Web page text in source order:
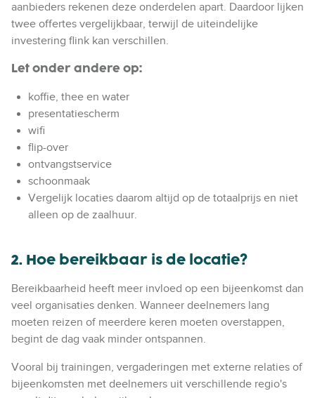
aanbieders rekenen deze onderdelen apart. Daardoor lijken
twee offertes vergelijkbaar, terwijl de uiteindelijke
investering flink kan verschillen.
Let onder andere op:
koffie, thee en water
presentatiescherm
wifi
flip-over
ontvangstservice
schoonmaak
Vergelijk locaties daarom altijd op de totaalprijs en niet
alleen op de zaalhuur.
2. Hoe bereikbaar is de locatie?
Bereikbaarheid heeft meer invloed op een bijeenkomst dan
veel organisaties denken. Wanneer deelnemers lang
moeten reizen of meerdere keren moeten overstappen,
begint de dag vaak minder ontspannen.
Vooral bij trainingen, vergaderingen met externe relaties of
bijeenkomsten met deelnemers uit verschillende regio's